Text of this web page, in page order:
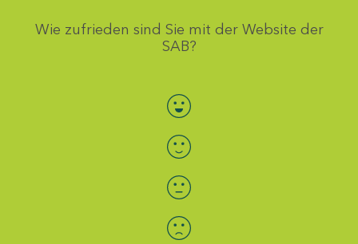
Wie zufrieden sind Sie mit der Website der
SAB?
Bewertung auswählen